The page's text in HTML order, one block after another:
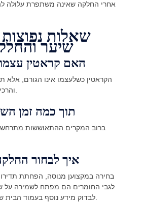
אחרי החלקה שאינה משתפרת עלולה
שאלות
שיער
האם קראטין
הקראטין כשלעצמו אינו הגורם, אלא
תוך כמה זמן
ברוב המקרים ההתאוששות
איך לבחור
בחירה במקצוען מנוסה, הפחתת
לגבי החומרים הם מפתח לשמירה על
לבדוק מידע נוסף בעמוד הבית של הקליניקה או הסלון.